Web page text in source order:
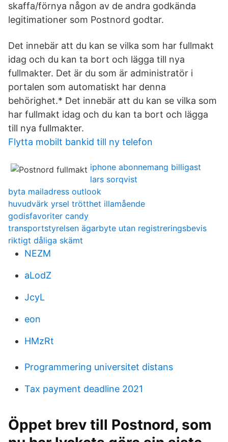
skaffa/förnya någon av de andra godkända
legitimationer som Postnord godtar.
Det innebär att du kan se vilka som har fullmakt
idag och du kan ta bort och lägga till nya
fullmakter. Det är du som är administratör i
portalen som automatiskt har denna
behörighet.* Det innebär att du kan se vilka som
har fullmakt idag och du kan ta bort och lägga
till nya fullmakter.
Flytta mobilt bankid till ny telefon
iphone abonnemang billigast
lars sorqvist
byta mailadress outlook
huvudvärk yrsel trötthet illamående
godisfavoriter candy
transportstyrelsen ägarbyte utan registreringsbevis
riktigt dåliga skämt
NEZM
aLodZ
JcyL
eon
HMzRt
Programmering universitet distans
Tax payment deadline 2021
Öppet brev till Postnord, som